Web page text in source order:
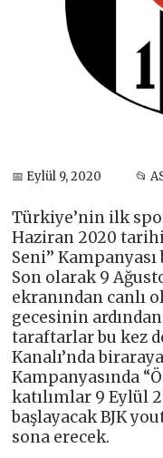
📅 Eylül 9, 2020 📂
Türkiye’nin ilk
Haziran 2020
Seni’’
Son olarak 9
ekranından canlı
gecesinin
taraftarlar bu kez
Kanalı’nda
Kampanyasında
katılımlar 9 Eylül
başlayacak BJK
sona erecek.